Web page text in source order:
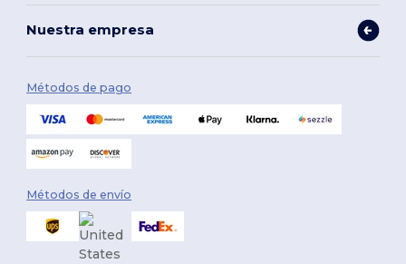
Nuestra empresa
Métodos de pago
Métodos de envío